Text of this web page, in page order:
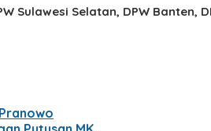
Sulawesi Selatan, DPW Banten,